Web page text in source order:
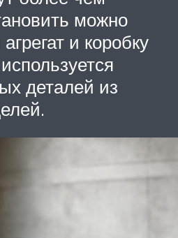
можно
и коробку
деталей из